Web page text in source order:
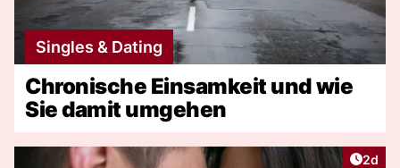
Singles & Dating
Chronische Einsamkeit und wie
Sie damit umgehen
2d